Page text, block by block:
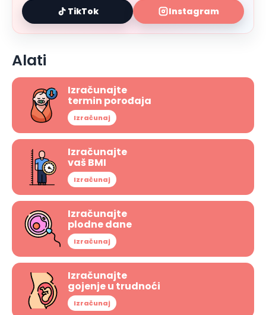
TikTok Instagram
Alati
Izračunajte
termin porođaja
Izračunaj
Izračunajte
vaš BMI
Izračunaj
Izračunajte
plodne dane
Izračunaj
Izračunajte
gojenje u trudnoći
Izračunaj